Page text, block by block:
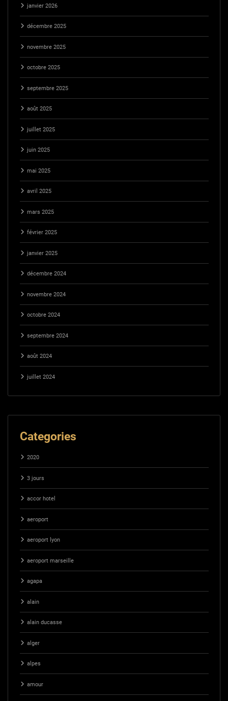
janvier 2026
décembre 2025
novembre 2025
octobre 2025
septembre 2025
août 2025
juillet 2025
juin 2025
mai 2025
avril 2025
mars 2025
février 2025
janvier 2025
décembre 2024
novembre 2024
octobre 2024
septembre 2024
août 2024
juillet 2024
Categories
2020
3 jours
accor hotel
aeroport
aeroport lyon
aeroport marseille
agapa
alain
alain ducasse
alger
alpes
amour